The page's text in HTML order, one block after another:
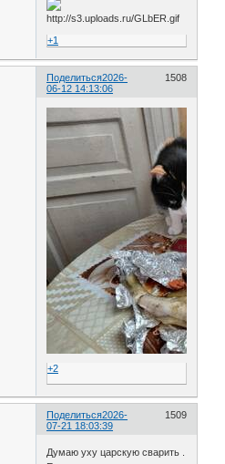
+1
Поделиться 1508
2026-
06-12 14:13:06
+2
Поделиться 1509
2026-
07-21 18:03:39
Думаю уху царскую сварить .